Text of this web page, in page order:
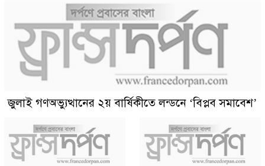
জুলাই গণঅভ্যুত্থানের ২য় বার্ষিকীতে লন্ডনে ‘বিপ্লব সমাবেশ’